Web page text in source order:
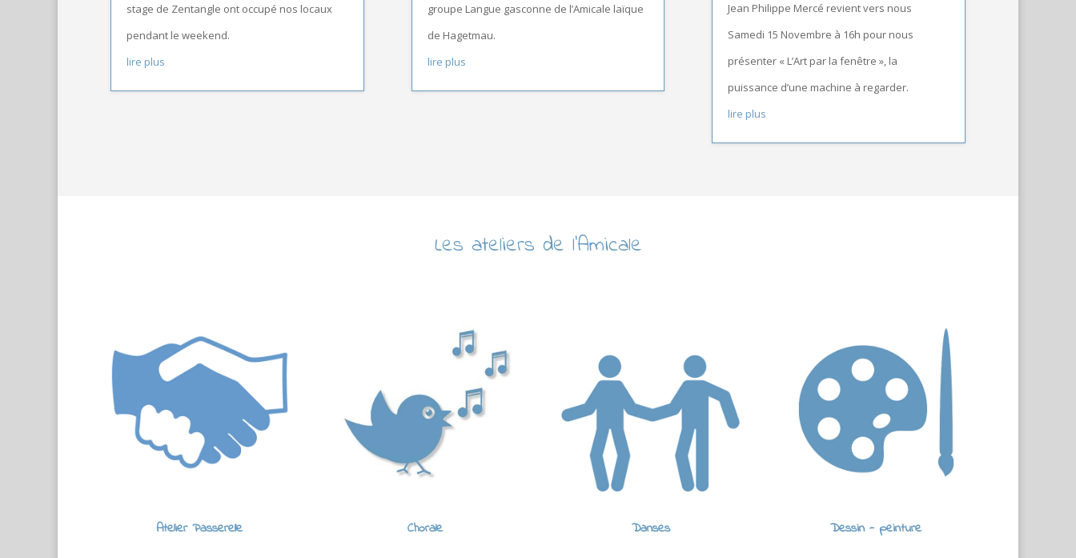
stage de Zentangle ont occupé nos locaux
pendant le weekend.
lire plus
groupe Langue gasconne de l’Amicale laïque
de Hagetmau.
lire plus
Jean Philippe Mercé revient vers nous
Samedi 15 Novembre à 16h pour nous
présenter « L’Art par la fenêtre », la
puissance d’une machine à regarder.
lire plus
Les ateliers de l’Amicale
Atelier Passerelle Chorale Danses Dessin - peinture